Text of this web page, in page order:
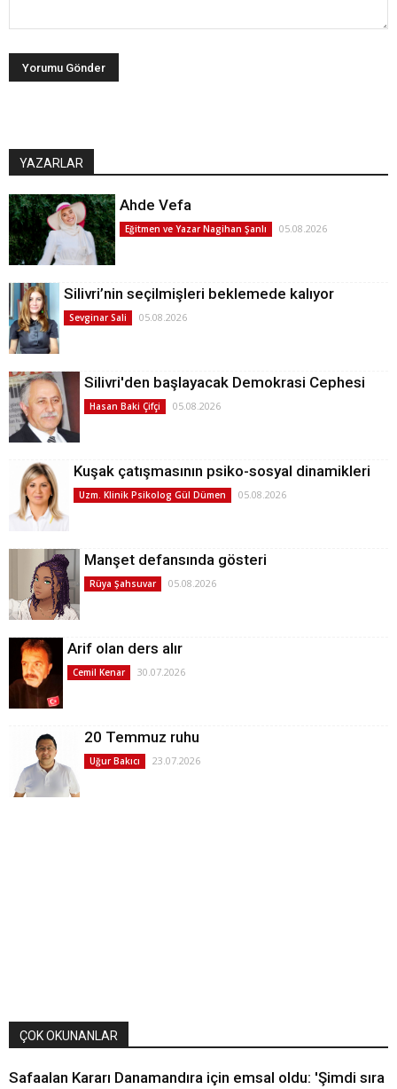
YAZARLAR
Ahde Vefa
Eğitmen ve Yazar Nagihan Şanlı 05.08.2026
Silivri’nin seçilmişleri beklemede kalıyor
Sevginar Sali 05.08.2026
Silivri'den başlayacak Demokrasi Cephesi
Hasan Baki Çifçi 05.08.2026
Kuşak çatışmasının psiko-sosyal dinamikleri
Uzm. Klinik Psikolog Gül Dümen 05.08.2026
Manşet defansında gösteri
Rüya Şahsuvar 05.08.2026
Arif olan ders alır
Cemil Kenar 30.07.2026
20 Temmuz ruhu
Uğur Bakıcı 23.07.2026
ÇOK OKUNANLAR
Safaalan Kararı Danamandıra için emsal oldu: 'Şimdi sıra